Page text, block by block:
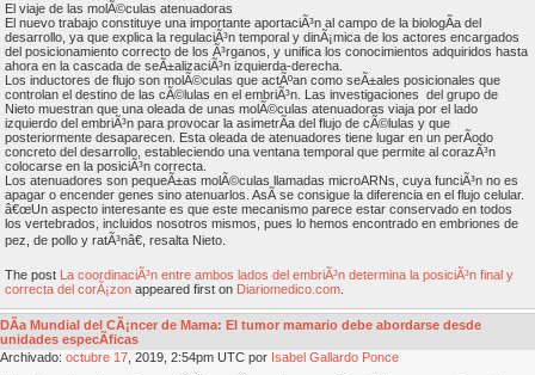
El viaje de las molÃ©culas atenuadoras
El nuevo trabajo constituye una importante aportaciÃ³n al campo de la biologÃ­a del
desarrollo, ya que explica la regulaciÃ³n temporal y dinÃ¡mica de los actores encargados
del posicionamiento correcto de los Ã³rganos, y unifica los conocimientos adquiridos hasta
ahora en la cascada de seÃ±alizaciÃ³n izquierda-derecha.
Los inductores de flujo son molÃ©culas que actÃºan como seÃ±ales posicionales que
controlan el destino de las cÃ©lulas en el embriÃ³n. Las investigaciones del grupo de
Nieto muestran que una oleada de unas molÃ©culas atenuadoras viaja por el lado
izquierdo del embriÃ³n para provocar la asimetrÃ­a del flujo de cÃ©lulas y que
posteriormente desaparecen. Esta oleada de atenuadores tiene lugar en un perÃ­odo
concreto del desarrollo, estableciendo una ventana temporal que permite al corazÃ³n
colocarse en la posiciÃ³n correcta.
Los atenuadores son pequeÃ±as molÃ©culas llamadas microARNs, cuya funciÃ³n no es
apagar o encender genes sino atenuarlos. AsÃ­ se consigue la diferencia en el flujo celular.
â€œUn aspecto interesante es que este mecanismo parece estar conservado en todos
los vertebrados, incluidos nosotros mismos, pues lo hemos encontrado en embriones de
pez, de pollo y ratÃ³nâ€, resalta Nieto.
The post La coordinaciÃ³n entre ambos lados del embriÃ³n determina la posiciÃ³n final y
correcta del corÃ¡zon appeared first on Diariomedico.com
DÃ­a Mundial del CÃ¡ncer de Mama: El tumor mamario debe abordarse desde
unidades especÃ­ficas
Archivado: octubre 17 , 2019, 2:54pm UTC por Isabel Gallardo Ponce